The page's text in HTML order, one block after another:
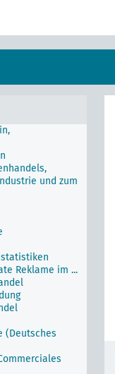
Durchfuhrverbote
und zum
Reklame im ...
(Deutsches